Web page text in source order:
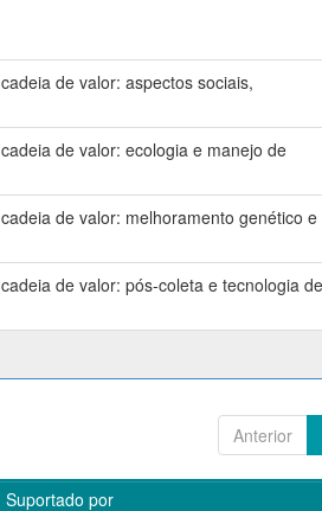
de valor: aspectos sociais,
de valor: ecologia e manejo de
de valor: melhoramento genético e
de valor: pós-coleta e tecnologia de
Anterior
Suportado por